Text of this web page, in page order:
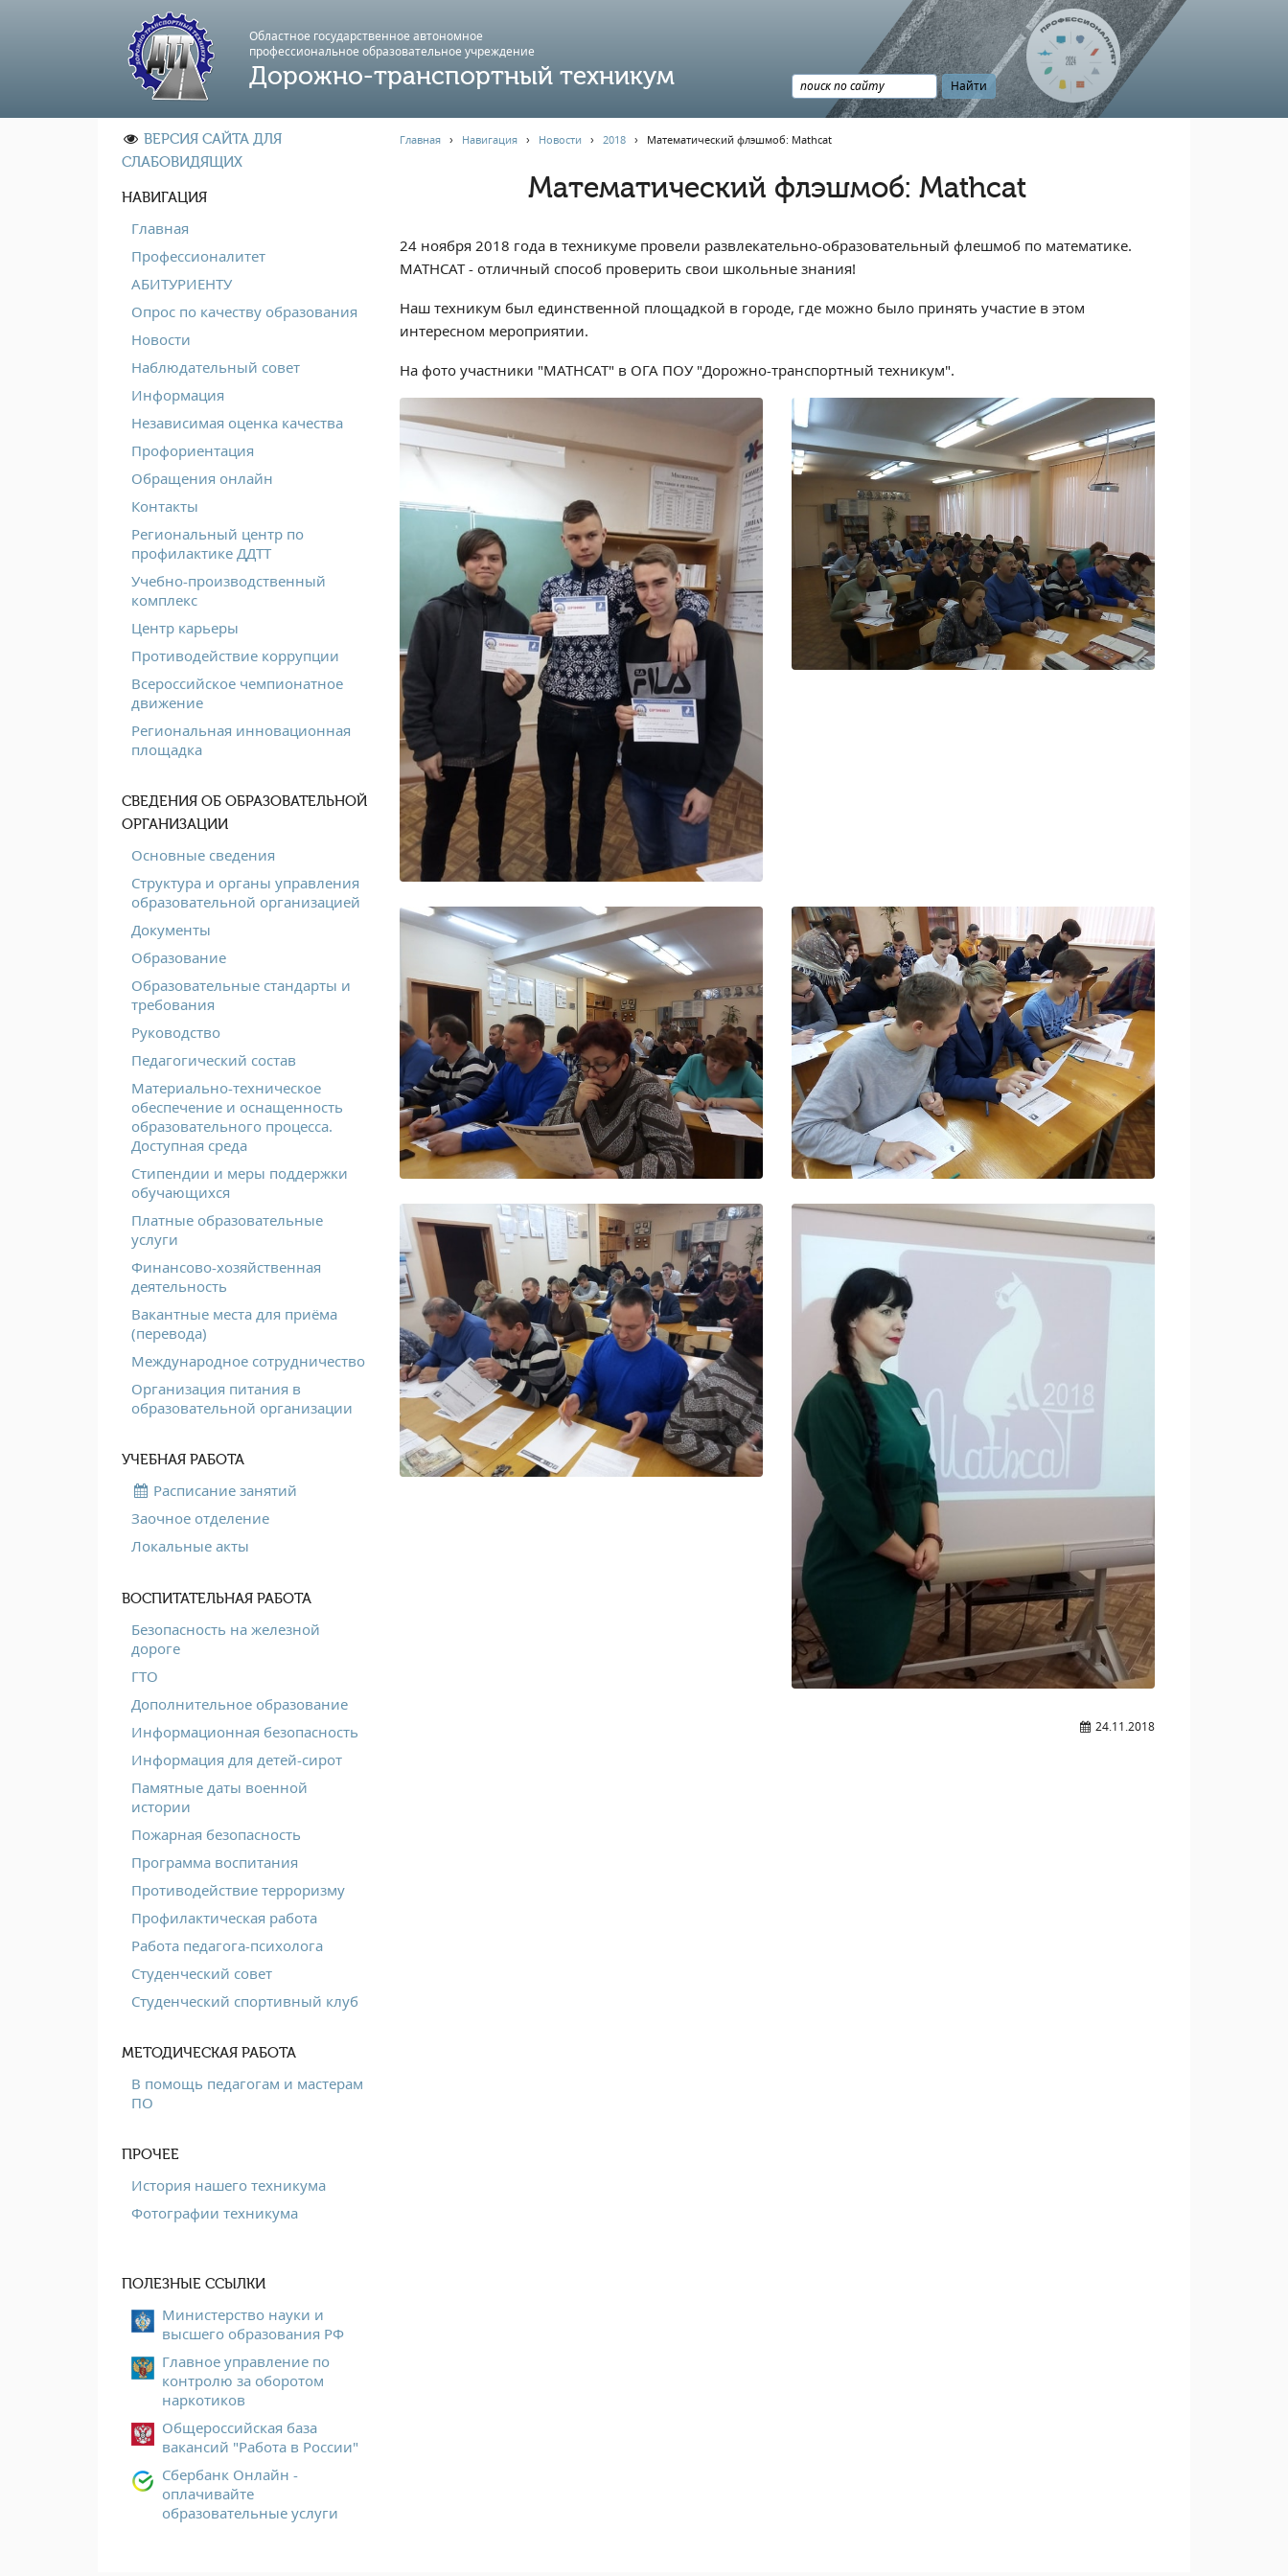
Областное государственное автономное
профессиональноe образовательное учреждение
Дорожно-транспортный техникум
ВЕРСИЯ САЙТА ДЛЯ
СЛАБОВИДЯЩИХ
НАВИГАЦИЯ
Главная
Профессионалитет
АБИТУРИЕНТУ
Опрос по качеству образования
Новости
Наблюдательный совет
Информация
Независимая оценка качества
Профориентация
Обращения онлайн
Контакты
Региональный центр по
профилактике ДДТТ
Учебно-производственный
комплекс
Центр карьеры
Противодействие коррупции
Всероссийское чемпионатное
движение
Региональная инновационная
площадка
СВЕДЕНИЯ ОБ ОБРАЗОВАТЕЛЬНОЙ
ОРГАНИЗАЦИИ
Основные сведения
Структура и органы управления
образовательной организацией
Документы
Образование
Образовательные стандарты и
требования
Руководство
Педагогический состав
Материально-техническое
обеспечение и оснащенность
образовательного процесса.
Доступная среда
Стипендии и меры поддержки
обучающихся
Платные образовательные
услуги
Финансово-хозяйственная
деятельность
Вакантные места для приёма
(перевода)
Международное сотрудничество
Организация питания в
образовательной организации
УЧЕБНАЯ РАБОТА
Расписание занятий
Заочное отделение
Локальные акты
ВОСПИТАТЕЛЬНАЯ РАБОТА
Безопасность на железной
дороге
ГТО
Дополнительное образование
Информационная безопасность
Информация для детей-сирот
Памятные даты военной
истории
Пожарная безопасность
Программа воспитания
Противодействие терроризму
Профилактическая работа
Работа педагога-психолога
Студенческий совет
Студенческий спортивный клуб
МЕТОДИЧЕСКАЯ РАБОТА
В помощь педагогам и мастерам
ПО
ПРОЧЕЕ
История нашего техникума
Фотографии техникума
ПОЛЕЗНЫЕ ССЫЛКИ
Министерство науки и
высшего образования РФ
Главное управление по
контролю за оборотом
наркотиков
Общероссийская база
вакансий "Работа в России"
Сбербанк Онлайн -
оплачивайте
образовательные услуги
Главная› Навигация› Новости › 2018› Математический флэшмоб: Маthcat
Математический флэшмоб: Маthcat
24 ноября 2018 года в техникуме провели развлекательно-образовательный флешмоб по математике.
МАТНСАТ - отличный способ проверить свои школьные знания!
Наш техникум был единственной площадкой в городе, где можно было принять участие в этом
интересном мероприятии.
На фото участники "MATHCAT" в ОГА ПОУ "Дорожно-транспортный техникум".
24.11.2018